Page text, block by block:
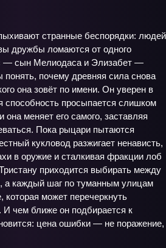
странные беспорядки: людей
дружбы ломаются от одного
— сын Мелиодаса и Элизабет —
понять, почему древняя сила снова
она зовёт по имени. Он уверен в
способность просыпается слишком
она меняет его самого, заставляя
Пока рыцари пытаются
кукловод разжигает ненависть,
в оружие и сталкивая фракции лоб
приходится выбирать между
а каждый шаг по туманным улицам
которая может перечеркнуть
И чем ближе он подбирается к
цена ошибки — не поражение,